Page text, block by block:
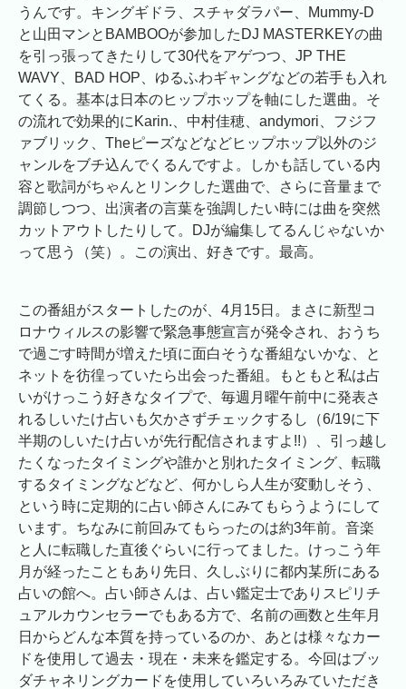
うんです。キングギドラ、スチャダラパー、Mummy-D
と山田マンとBAMBOOが参加したDJ MASTERKEYの曲
を引っ張ってきたりして30代をアゲつつ、JP THE
WAVY、BAD HOP、ゆるふわギャングなどの若手も入れ
てくる。基本は日本のヒップホップを軸にした選曲。そ
の流れで効果的にKarin.、中村佳穂、andymori、フジフ
ァブリック、Theピーズなどなどヒップホップ以外のジ
ャンルをブチ込んでくるんですよ。しかも話している内
容と歌詞がちゃんとリンクした選曲で、さらに音量まで
調節しつつ、出演者の言葉を強調したい時には曲を突然
カットアウトしたりして。DJが編集してるんじゃないか
って思う（笑）。この演出、好きです。最高。
この番組がスタートしたのが、4月15日。まさに新型コ
ロナウィルスの影響で緊急事態宣言が発令され、おうち
で過ごす時間が増えた頃に面白そうな番組ないかな、と
ネットを彷徨っていたら出会った番組。もともと私は占
いがけっこう好きなタイプで、毎週月曜午前中に発表さ
れるしいたけ占いも欠かさずチェックするし（6/19に下
半期のしいたけ占いが先行配信されますよ!!）、引っ越し
たくなったタイミングや誰かと別れたタイミング、転職
するタイミングなどなど、何かしら人生が変動しそう、
という時に定期的に占い師さんにみてもらうようにして
います。ちなみに前回みてもらったのは約3年前。音楽
と人に転職した直後ぐらいに行ってました。けっこう年
月が経ったこともあり先日、久しぶりに都内某所にある
占いの館へ。占い師さんは、占い鑑定士でありスピリチ
ュアルカウンセラーでもある方で、名前の画数と生年月
日からどんな本質を持っているのか、あとは様々なカー
ドを使用して過去・現在・未来を鑑定する。今回はブッ
ダチャネリングカードを使用していろいろみていただき